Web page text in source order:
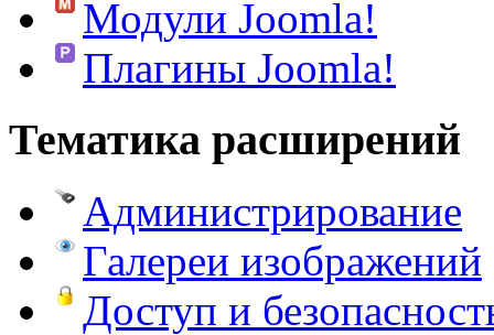
Модули Joomla!
Плагины Joomla!
Тематика расширений
Администрирование
Галереи изображений
Доступ и